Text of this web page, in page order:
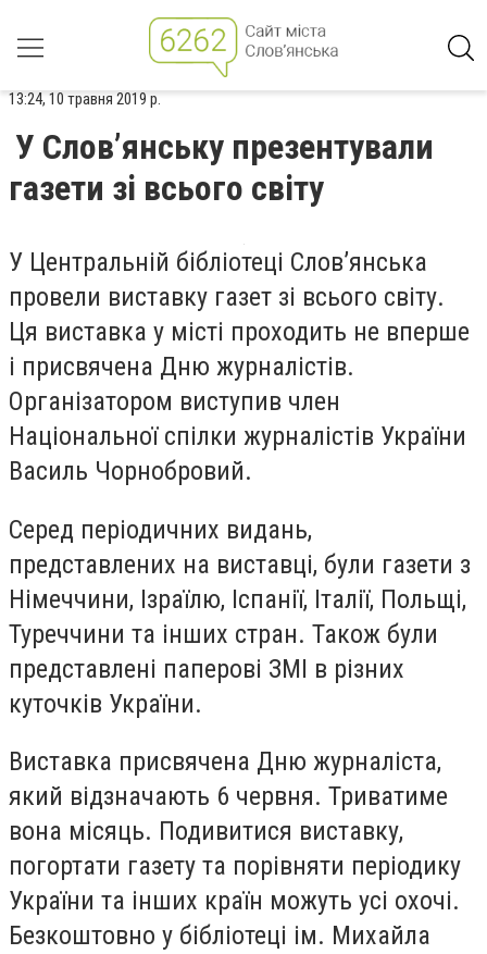
13:24, 10 травня 2019 р.
У Слов’янську презентували
газети зі всього світу
У Центральній бібліотеці Слов’янська
провели виставку газет зі всього світу.
Ця виставка у місті проходить не вперше
і присвячена Дню журналістів.
Організатором виступив член
Національної спілки журналістів України
Василь Чорнобровий.
Серед періодичних видань,
представлених на виставці, були газети з
Німеччини, Ізраїлю, Іспанії, Італії, Польщі,
Туреччини та інших стран. Також були
представлені паперові ЗМІ в різних
куточків України.
Виставка присвячена Дню журналіста,
який відзначають 6 червня. Триватиме
вона місяць. Подивитися виставку,
погортати газету та порівняти періодику
України та інших країн можуть усі охочі.
Безкоштовно у бібліотеці ім. Михайла